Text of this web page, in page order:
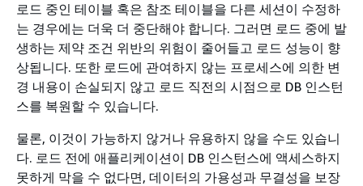
로드 중인 테이블 혹은 참조 테이블을 다른 세션이 수정하
는 경우에는 더욱 더 중단해야 합니다. 그러면 로드 중에 발
생하는 제약 조건 위반의 위험이 줄어들고 로드 성능이 향
상됩니다. 또한 로드에 관여하지 않는 프로세스에 의한 변
경 내용이 손실되지 않고 로드 직전의 시점으로 DB 인스턴
스를 복원할 수 있습니다.
물론, 이것이 가능하지 않거나 유용하지 않을 수도 있습니
다. 로드 전에 애플리케이션이 DB 인스턴스에 액세스하지
못하게 막을 수 없다면, 데이터의 가용성과 무결성을 보장